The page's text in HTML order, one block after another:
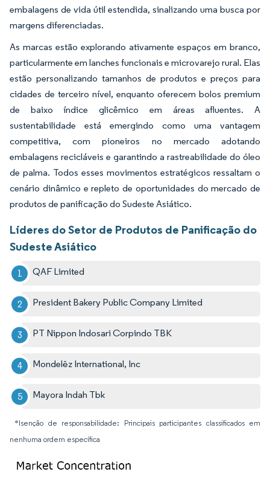
embalagens de vida útil estendida, sinalizando uma busca por
margens diferenciadas.
As marcas estão explorando ativamente espaços em branco,
particularmente em lanches funcionais e microvarejo rural. Elas
estão personalizando tamanhos de produtos e preços para
cidades de terceiro nível, enquanto oferecem bolos premium
de baixo índice glicêmico em áreas afluentes. A
sustentabilidade está emergindo como uma vantagem
competitiva, com pioneiros no mercado adotando
embalagens recicláveis e garantindo a rastreabilidade do óleo
de palma. Todos esses movimentos estratégicos ressaltam o
cenário dinâmico e repleto de oportunidades do mercado de
produtos de panificação do Sudeste Asiático.
Líderes do Setor de Produtos de Panificação do
Sudeste Asiático
QAF Limited
President Bakery Public Company Limited
PT Nippon Indosari Corpindo TBK
Mondelēz International, Inc
Mayora Indah Tbk
*Isenção de responsabilidade: Principais participantes classificados em
nenhuma ordem específica